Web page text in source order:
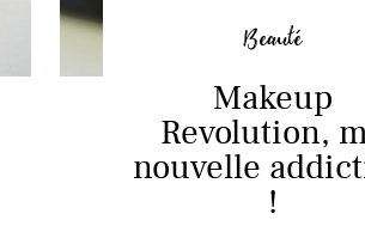
Beauté
Makeup
Revolution,
nouvelle
!